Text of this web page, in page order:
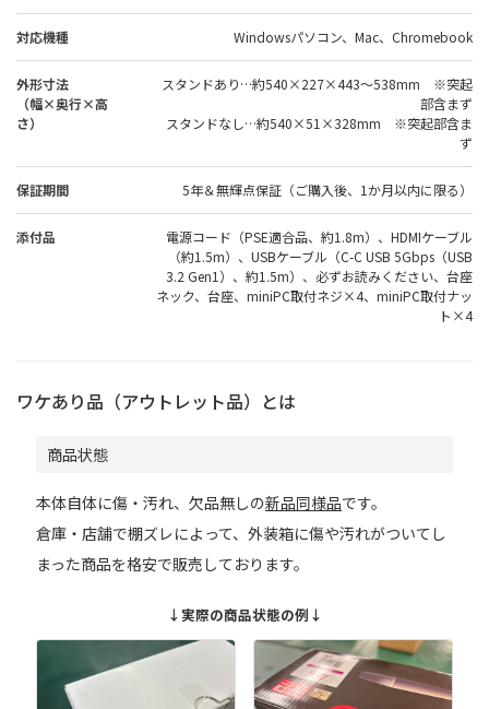
対応機種 Windowsパソコン、Mac、Chromebook
外形寸法
（幅×奥行×高
さ）
スタンドあり…約540×227×443～538mm ※突起
部含まず
スタンドなし…約540×51×328mm ※突起部含ま
ず
保証期間 5年＆無輝点保証（ご購入後、1か月以内に限る）
添付品
電源コード（PSE適合品、約1.8m）、HDMIケーブル
（約1.5m）、USBケーブル（C-C USB 5Gbps（USB
3.2 Gen1）、約1.5m）、必ずお読みください、台座
ネック、台座、miniPC取付ネジ×4、miniPC取付ナッ
ト×4
ワケあり品（アウトレット品）とは
商品状態
本体自体に傷・汚れ、欠品無しの新品同様品です。
倉庫・店舗で棚ズレによって、外装箱に傷や汚れがついてし
まった商品を格安で販売しております。
↓実際の商品状態の例↓